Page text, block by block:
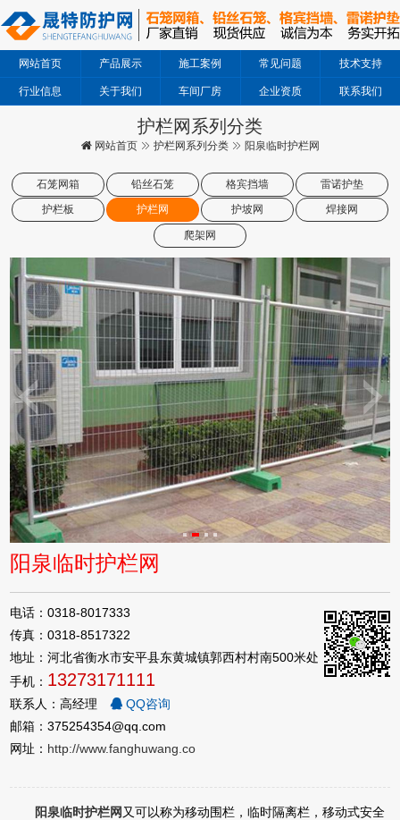
网站首页 产品展示 施工案例 常见问题 技术支持
行业信息 关于我们 车间厂房 企业资质 联系我们
护栏网系列分类
网站首页 护栏网系列分类 阳泉临时护栏网
石笼网箱 铅丝石笼 格宾挡墙 雷诺护垫
护栏板 护栏网 护坡网 焊接网
爬架网
阳泉临时护栏网
电话：0318-8017333
传真：0318-8517322
地址：河北省衡水市安平县东黄城镇郭西村村南500米处
手机： 13273171111
联系人：高经理
QQ咨询
邮箱：375254354@qq.com
网址： http://www.fanghuwang.co
阳泉临时护栏网 又可以称为移动围栏，临时隔离栏，移动式安全